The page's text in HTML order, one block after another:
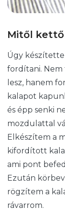
Mitől kettő
Úgy
fordítani.
lesz, hanem
kalapot
és épp senki
mozdulattal
Elkészítem a
kifordított
ami pont
Ezután
rögzítem a
rávarrom.